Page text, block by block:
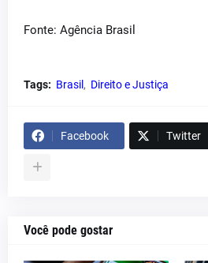
Fonte: Agência Brasil
Tags: Brasil Direito e Justiça
Facebook Twitter
Você pode gostar